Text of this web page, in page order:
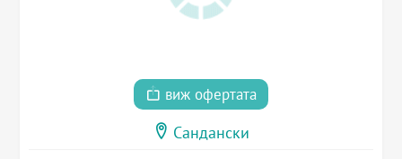
виж офертата
Сандански